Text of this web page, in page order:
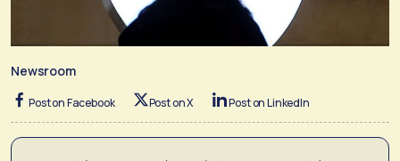
Newsroom
Post on Facebook Post on X Post on LinkedIn